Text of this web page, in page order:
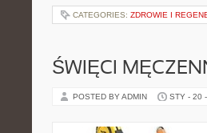
CATEGORIES: ZDROWIE I
ŚWIĘCI
POSTED BY ADMIN STY - 20